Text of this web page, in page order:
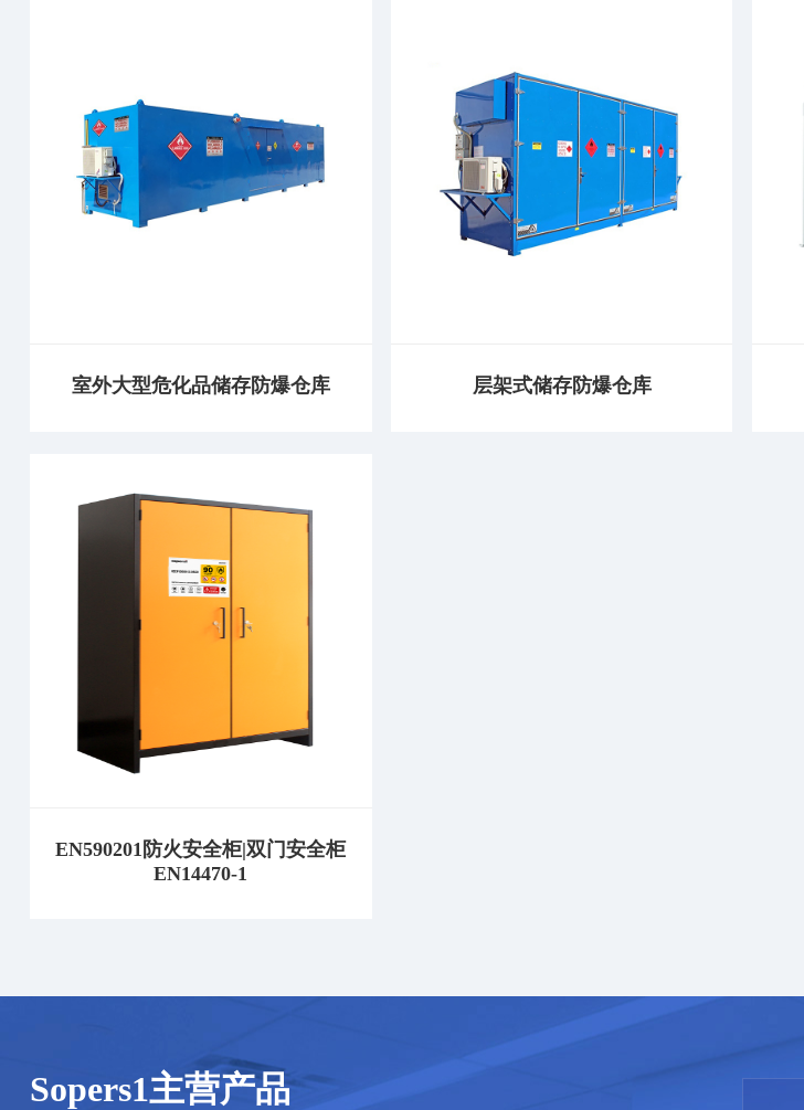
室外大型危化品储存防爆仓库 层架式储存防爆仓库
EN590201防火安全柜|双门安全柜
EN14470-1
Sopers1主营产品